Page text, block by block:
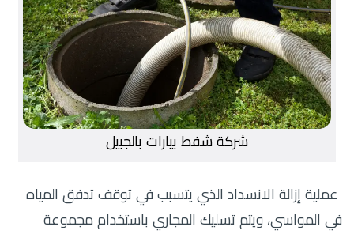
شركة شفط بيارات بالجبيل
عملية إزالة الانسداد الذي يتسبب في توقف تدفق المياه
في المواسي، ويتم تسليك المجاري باستخدام مجموعة